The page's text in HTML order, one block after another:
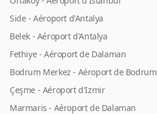
Side - Aéroport d'Antalya
Belek - Aéroport d'Antalya
Fethiye - Aéroport de Dalaman
Bodrum Merkez - Aéroport de Bodrum
Çeşme - Aéroport d'Izmir
Marmaris - Aéroport de Dalaman